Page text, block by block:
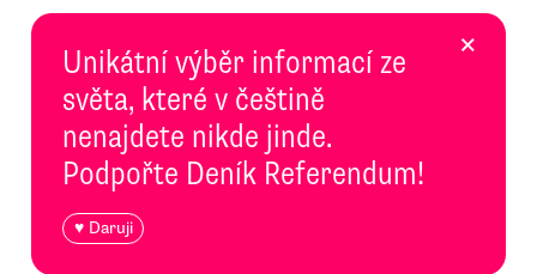
Unikátní výběr informací ze
světa, které v češtině
nenajdete nikde jinde.
Podpořte Deník Referendum!
♥ Daruji
×